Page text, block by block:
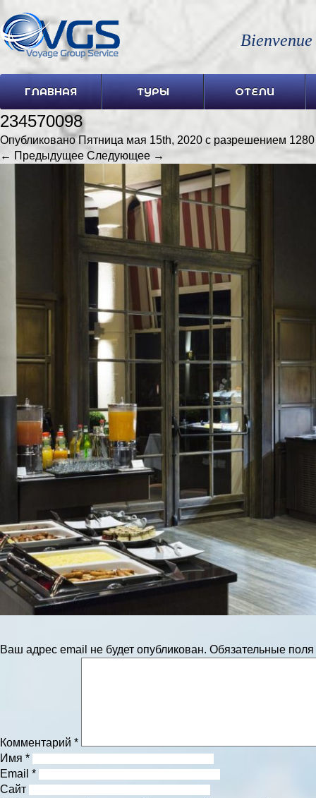
ГЛАВНАЯ ТУРЫ ОТЕЛИ
234570098
ОпубликованоПятница мая 15th, 2020 с разрешением
← Предыдущее Следующее →
Ваш адрес email не будет опубликован. Обязательные
Комментарий *
Имя *
Email *
Сайт